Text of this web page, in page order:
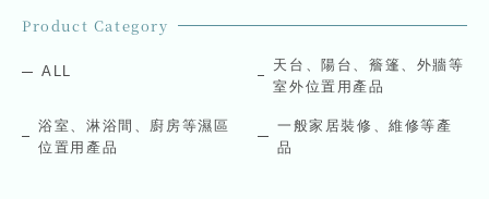
a
lProduct Category
ALL
天台、陽台、簷篷、外牆等
室外位置用產品
浴室、淋浴間、廚房等濕區
位置用產品
一般家居裝修、維修等產
品